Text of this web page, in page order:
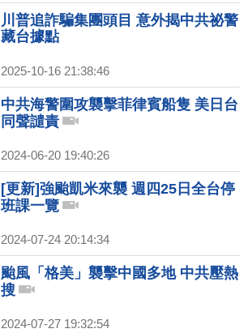
川普追詐騙集團頭目 意外揭中共祕警
藏台據點
2025-10-16 21:38:46
中共海警圍攻襲擊菲律賓船隻 美日台
同聲譴責
2024-06-20 19:40:26
[更新]強颱凱米來襲 週四25日全台停
班課一覽
2024-07-24 20:14:34
颱風「格美」襲擊中國多地 中共壓熱
搜
2024-07-27 19:32:54